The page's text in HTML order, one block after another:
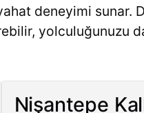
deneyimi sunar.
yolculuğunuzu
Nişantepe